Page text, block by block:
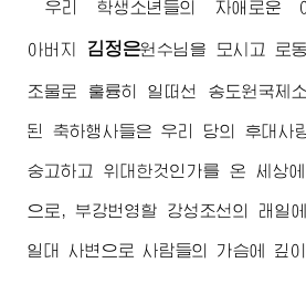
우리 학생소년들의 자애로운
아버지 김정은원수님 을 모시고 로
조물로 훌륭히 일떠선 송도원국제
된 축하행사들은 우리 당의 후대사
숭고하고 위대한것인가를 온 세상
으로, 부강번영할 강성조선의 래일
일대 사변으로 사람들의 가슴에 깊